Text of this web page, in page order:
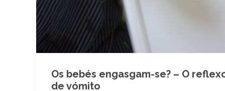
Os bebés engasgam-se? – O
de vómito